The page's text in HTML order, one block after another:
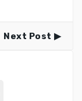
Next Post